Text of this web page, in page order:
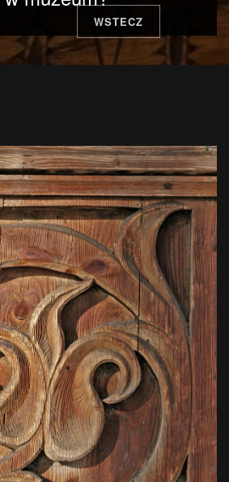
日本語
WSTECZ